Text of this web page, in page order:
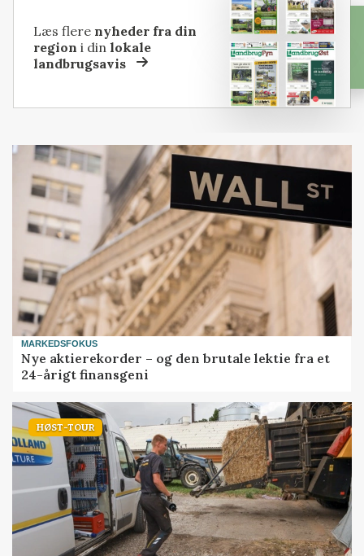
Læs flere nyheder fra din
region i dinlokale
landbrugsavis
MARKEDSFOKUS
Nye aktierekorder – og den brutale lektie fra et
24-årigt finansgeni
HØST-TOUR